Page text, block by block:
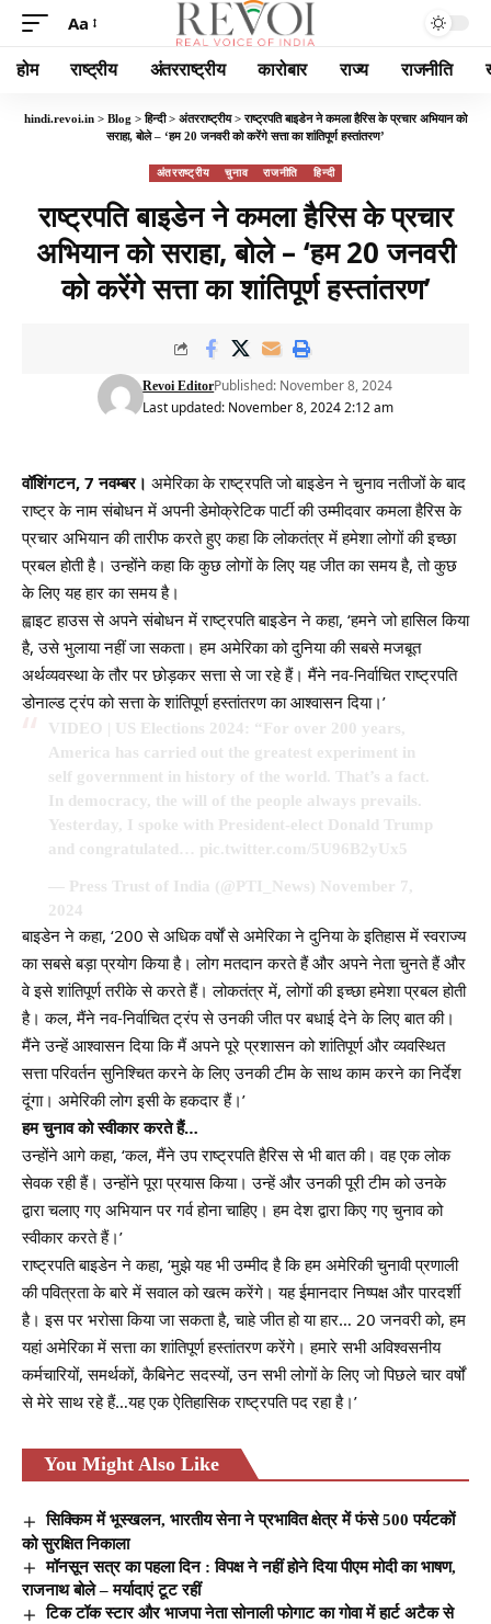
Aa
होम राष्ट्रीय अंतरराष्ट्रीय कारोबार राज्य राजनीति
hindi.revoi.in > Blog >हिन्दी> अंतरराष्ट्रीय>राष्ट्रपति बाइडेन ने कमला हैरिस के प्रचार अभियान को
सराहा, बोले – ‘हम 20 जनवरी को करेंगे सत्ता का शांतिपूर्ण हस्तांतरण’
अंतरराष्ट्रीय चुनाव राजनीति हिन्दी
राष्ट्रपति बाइडेन ने कमला हैरिस के प्रचार
अभियान को सराहा, बोले – ‘हम 20 जनवरी
को करेंगे सत्ता का शांतिपूर्ण हस्तांतरण’
Last updated: November 8, 2024 2:12 am
Revoi EditorPublished: November 8, 2024
वॉशिंगटन, 7 नवम्बर। अमेरिका के राष्ट्रपति जो बाइडेन ने चुनाव नतीजों के बाद
राष्ट्र के नाम संबोधन में अपनी डेमोक्रेटिक पार्टी की उम्मीदवार कमला हैरिस के
प्रचार अभियान की तारीफ करते हुए कहा कि लोकतंत्र में हमेशा लोगों की इच्छा
प्रबल होती है। उन्होंने कहा कि कुछ लोगों के लिए यह जीत का समय है, तो कुछ
के लिए यह हार का समय है।
ह्वाइट हाउस से अपने संबोधन में राष्ट्रपति बाइडेन ने कहा, ‘हमने जो हासिल किया
है, उसे भुलाया नहीं जा सकता। हम अमेरिका को दुनिया की सबसे मजबूत
अर्थव्यवस्था के तौर पर छोड़कर सत्ता से जा रहे हैं। मैंने नव-निर्वाचित राष्ट्रपति
डोनाल्ड ट्रंप को सत्ता के शांतिपूर्ण हस्तांतरण का आश्वासन दिया।’
VIDEO | US Elections 2024: “For over 200 years,
America has carried out the greatest experiment in
self government in history of the world. That’s a fact.
In democracy, the will of the people always prevails.
Yesterday, I spoke with President-elect Donald Trump
and congratulated… pic.twitter.com/5U96B2yUx5
— Press Trust of India (@PTI_News) November 7,
2024
बाइडेन ने कहा, ‘200 से अधिक वर्षों से अमेरिका ने दुनिया के इतिहास में स्वराज्य
का सबसे बड़ा प्रयोग किया है। लोग मतदान करते हैं और अपने नेता चुनते हैं और
वे इसे शांतिपूर्ण तरीके से करते हैं। लोकतंत्र में, लोगों की इच्छा हमेशा प्रबल होती
है। कल, मैंने नव-निर्वाचित ट्रंप से उनकी जीत पर बधाई देने के लिए बात की।
मैंने उन्हें आश्वासन दिया कि मैं अपने पूरे प्रशासन को शांतिपूर्ण और व्यवस्थित
सत्ता परिवर्तन सुनिश्चित करने के लिए उनकी टीम के साथ काम करने का निर्देश
दूंगा। अमेरिकी लोग इसी के हकदार हैं।’
हम चुनाव को स्वीकार करते हैं…
उन्होंने आगे कहा, ‘कल, मैंने उप राष्ट्रपति हैरिस से भी बात की। वह एक लोक
सेवक रही हैं। उन्होंने पूरा प्रयास किया। उन्हें और उनकी पूरी टीम को उनके
द्वारा चलाए गए अभियान पर गर्व होना चाहिए। हम देश द्वारा किए गए चुनाव को
स्वीकार करते हैं।’
राष्ट्रपति बाइडेन ने कहा, ‘मुझे यह भी उम्मीद है कि हम अमेरिकी चुनावी प्रणाली
की पवित्रता के बारे में सवाल को खत्म करेंगे। यह ईमानदार निष्पक्ष और पारदर्शी
है। इस पर भरोसा किया जा सकता है, चाहे जीत हो या हार… 20 जनवरी को, हम
यहां अमेरिका में सत्ता का शांतिपूर्ण हस्तांतरण करेंगे। हमारे सभी अविश्वसनीय
कर्मचारियों, समर्थकों, कैबिनेट सदस्यों, उन सभी लोगों के लिए जो पिछले चार वर्षों
से मेरे साथ रहे हैं…यह एक ऐतिहासिक राष्ट्रपति पद रहा है।’
You Might Also Like
सिक्किम में भूस्खलन, भारतीय सेना ने प्रभावित क्षेत्र में फंसे 500 पर्यटकों
को सुरक्षित निकाला
मॉनसून सत्र का पहला दिन : विपक्ष ने नहीं होने दिया पीएम मोदी का भाषण,
राजनाथ बोले – मर्यादाएं टूट रहीं
टिक टॉक स्टार और भाजपा नेता सोनाली फोगाट का गोवा में हार्ट अटैक से